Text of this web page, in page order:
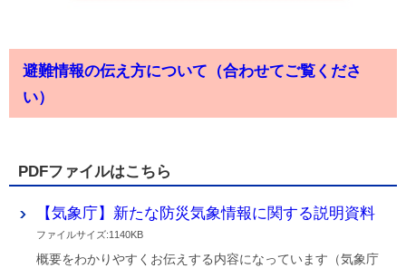
避難情報の伝え方について（合わせてご覧くださ
い）
PDFファイルはこちら
【気象庁】新たな防災気象情報に関する説明資料
ファイルサイズ:1140KB
概要をわかりやすくお伝えする内容になっています（気象庁